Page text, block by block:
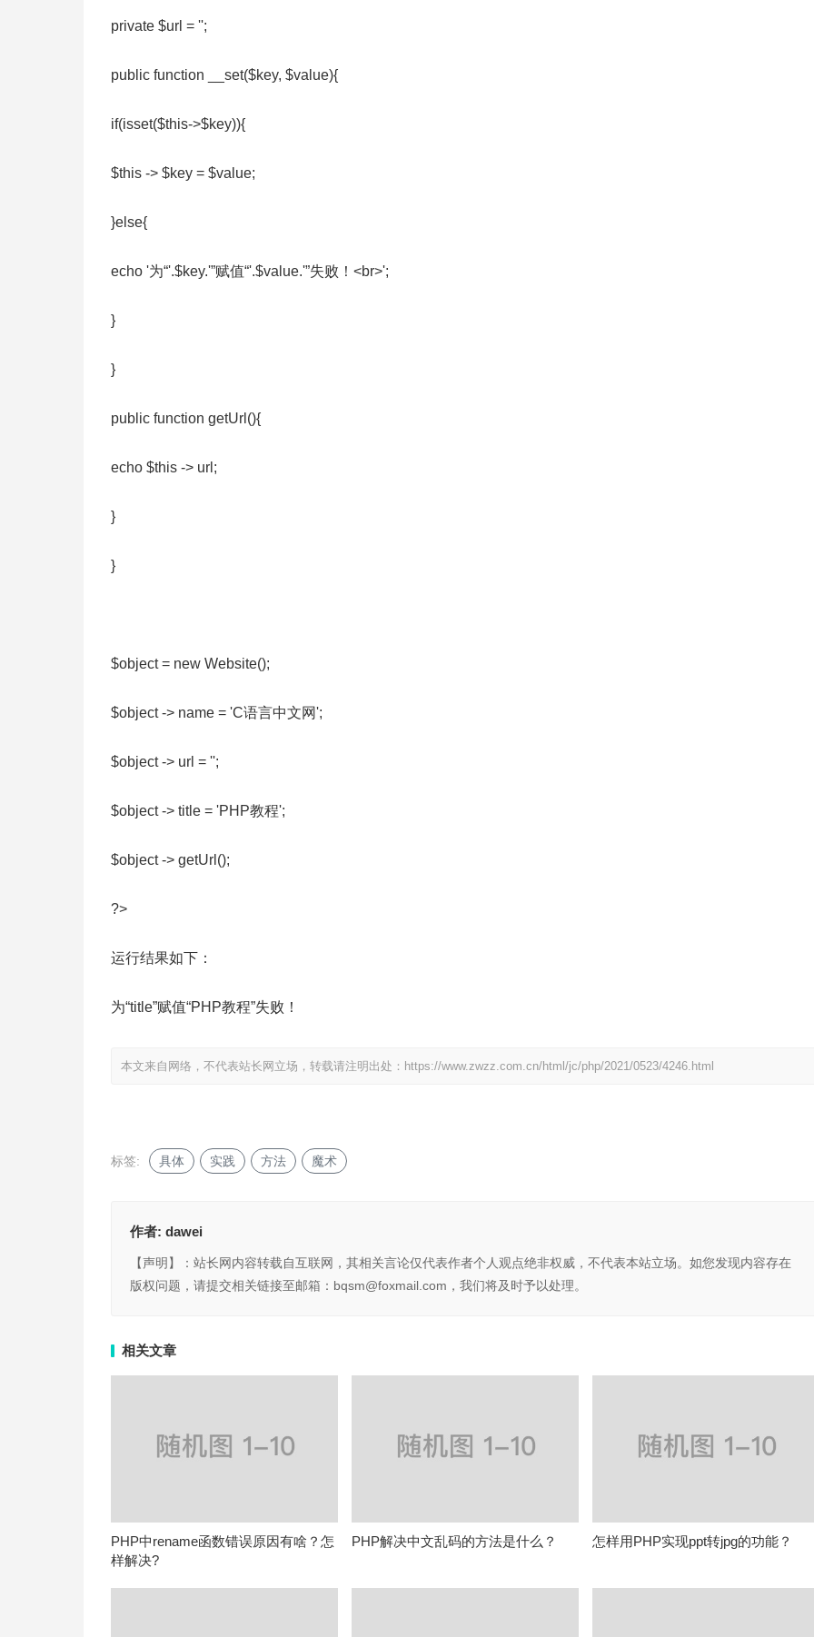
private $url = '';
public function __set($key, $value){
if(isset($this->$key)){
$this -> $key = $value;
}else{
echo '为“'.$key.'”赋值“'.$value.'”失败！<br>';
}
}
public function getUrl(){
echo $this -> url;
}
}
$object = new Website();
$object -> name = 'C语言中文网';
$object -> url = '';
$object -> title = 'PHP教程';
$object -> getUrl();
?>
运行结果如下：
为“title”赋值“PHP教程”失败！
本文来自网络，不代表站长网立场，转载请注明出处： https://www.zwzz.com.cn/html/jc/php/2021/0523/4246.html
标签: 具体 实践 方法 魔术
作者: dawei
【声明】：站长网内容转载自互联网，其相关言论仅代表作者个人观点绝非权威，不代表本站立场。如您发现内容存在
版权问题，请提交相关链接至邮箱：bqsm@foxmail.com，我们将及时予以处理。
相关文章
PHP中rename函数错误原因有啥？怎
样解决?
PHP解决中文乱码的方法是什么？ 怎样用PHP实现ppt转jpg的功能？